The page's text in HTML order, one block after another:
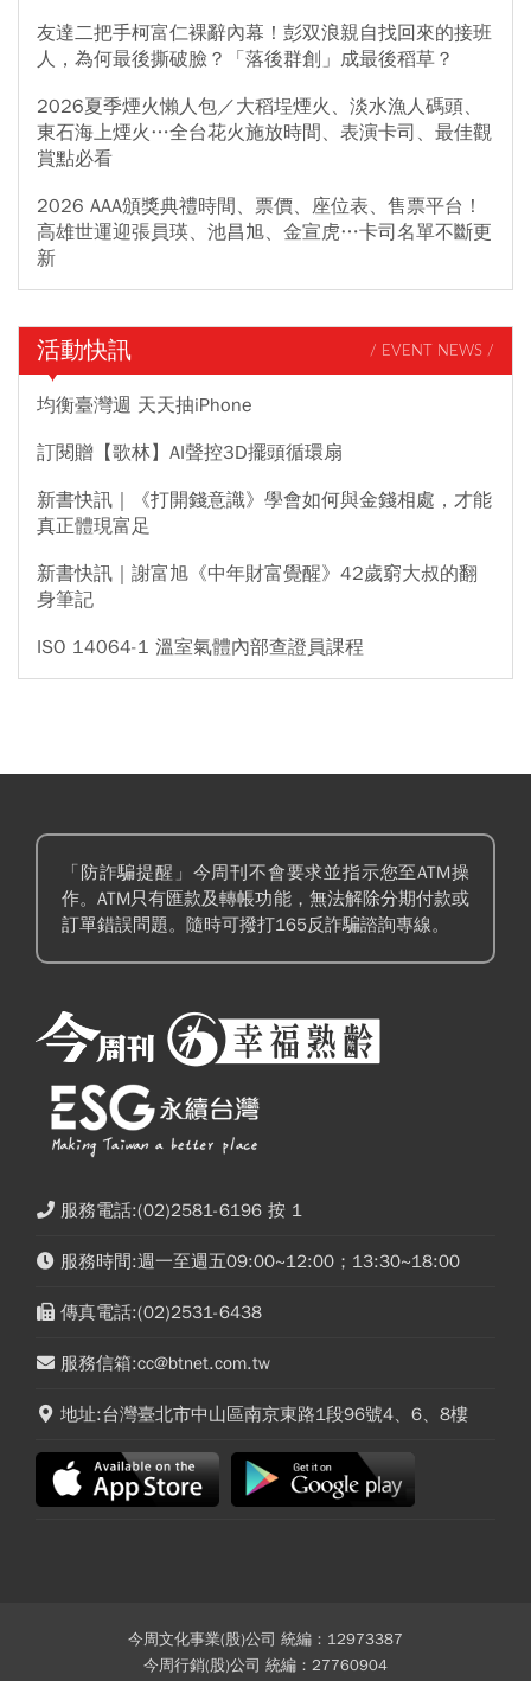
友達二把手柯富仁裸辭內幕！彭双浪親自找回來的接班
人，為何最後撕破臉？「落後群創」成最後稻草？
2026夏季煙火懶人包／大稻埕煙火、淡水漁人碼頭、
東石海上煙火…全台花火施放時間、表演卡司、最佳觀
賞點必看
2026 AAA頒獎典禮時間、票價、座位表、售票平台！
高雄世運迎張員瑛、池昌旭、金宣虎…卡司名單不斷更
新
活動快訊 / EVENT NEWS /
均衡臺灣週 天天抽iPhone
訂閱贈【歌林】AI聲控3D擺頭循環扇
新書快訊｜《打開錢意識》學會如何與金錢相處，才能
真正體現富足
新書快訊｜謝富旭《中年財富覺醒》42歲窮大叔的翻
身筆記
ISO 14064-1 溫室氣體內部查證員課程
「防詐騙提醒」今周刊不會要求並指示您至ATM操
作。ATM只有匯款及轉帳功能，無法解除分期付款或
訂單錯誤問題。隨時可撥打165反詐騙諮詢專線。
服務電話:(02)2581-6196 按 1
服務時間:週一至週五09:00~12:00；13:30~18:00
傳真電話:(02)2531-6438
服務信箱:cc@btnet.com.tw
地址:台灣臺北市中山區南京東路1段96號4、6、8樓
今周文化事業(股)公司 統編：12973387
今周行銷(股)公司 統編：27760904